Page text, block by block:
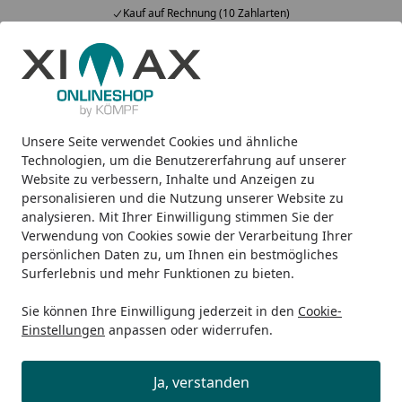
Unsere Seite verwendet Cookies und ähnliche
Technologien, um die Benutzererfahrung auf unserer
Website zu verbessern, Inhalte und Anzeigen zu
personalisieren und die Nutzung unserer Website zu
analysieren. Mit Ihrer Einwilligung stimmen Sie der
Verwendung von Cookies sowie der Verarbeitung Ihrer
persönlichen Daten zu, um Ihnen ein bestmögliches
Surferlebnis und mehr Funktionen zu bieten.
Sie können Ihre Einwilligung jederzeit in den Cookie-
Einstellungen anpassen oder widerrufen.
Ja, verstanden
Kauf auf Rechnung (10 Zahlarten)
Alle Produkte
Mein Konto
Suchen
Startseite
Design-Heizkörper Zubehör Ximax Steuerung Typ B
Ximax Steuerung Typ B Funk digital